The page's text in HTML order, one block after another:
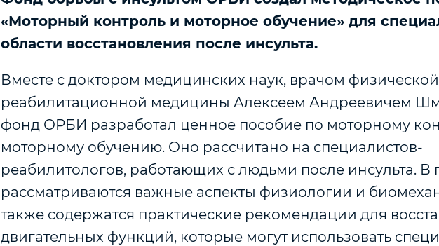
«Моторный контроль и моторное обучение» для
области восстановления после инсульта.
Вместе с доктором медицинских наук, врачом физической
реабилитационной медицины Алексеем Андреевичем
фонд ОРБИ разработал ценное пособие по моторному
моторному обучению. Оно рассчитано на специалистов-
реабилитологов, работающих с людьми после инсульта. В
рассматриваются важные аспекты физиологии и
также содержатся практические рекомендации для
двигательных функций, которые могут использовать